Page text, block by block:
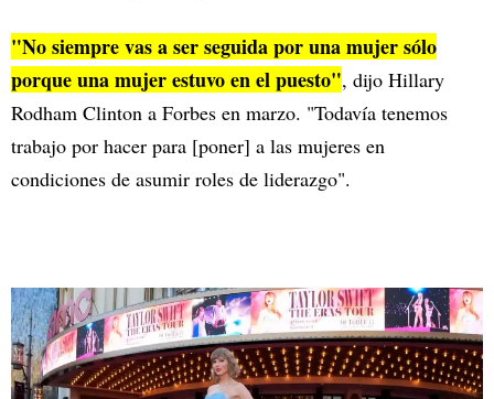
"No siempre vas a ser seguida por una mujer sólo
porque una mujer estuvo en el puesto", dijo Hillary
Rodham Clinton a Forbes en marzo. "Todavía tenemos
trabajo por hacer para [poner] a las mujeres en
condiciones de asumir roles de liderazgo".